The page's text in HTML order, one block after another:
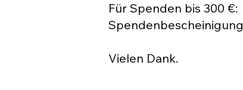
Für Spenden bis 300 €:
Spendenbescheinigung
Vielen Dank.